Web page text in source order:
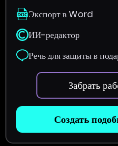
Экспорт в Word
ИИ-редактор
Речь для защиты в
Забрать
Создать